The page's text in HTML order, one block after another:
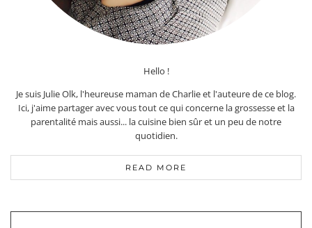
Hello !
Je suis Julie Olk, l'heureuse maman de Charlie et l'auteure de ce blog.
Ici, j'aime partager avec vous tout ce qui concerne la grossesse et la
parentalité mais aussi... la cuisine bien sûr et un peu de notre
quotidien.
READ MORE